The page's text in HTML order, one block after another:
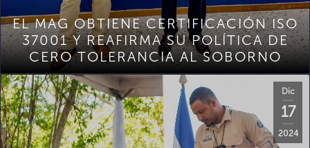
EL MAG OBTIENE CERTIFICACIÓN ISO
37001 Y REAFIRMA SU POLÍTICA DE
CERO TOLERANCIA AL SOBORNO
Dic
17
2024